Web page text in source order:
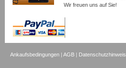
Wir freuen uns auf Sie!
Ankaufsbedingungen |AGB | Datenschutzhinweis